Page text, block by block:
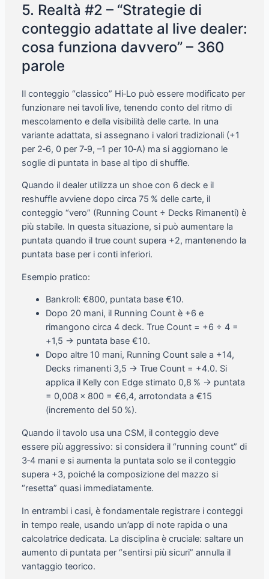
5. Realtà #2 – “Strategie di
conteggio adattate al live dealer:
cosa funziona davvero” – 360
parole
Il conteggio “classico” Hi‑Lo può essere modificato per
funzionare nei tavoli live, tenendo conto del ritmo di
mescolamento e della visibilità delle carte. In una
variante adattata, si assegnano i valori tradizionali (+1
per 2‑6, 0 per 7‑9, –1 per 10‑A) ma si aggiornano le
soglie di puntata in base al tipo di shuffle.
Quando il dealer utilizza un shoe con 6 deck e il
reshuffle avviene dopo circa 75 % delle carte, il
conteggio “vero” (Running Count ÷ Decks Rimanenti) è
più stabile. In questa situazione, si può aumentare la
puntata quando il true count supera +2, mantenendo la
puntata base per i conti inferiori.
Esempio pratico:
Bankroll: €800, puntata base €10.
Dopo 20 mani, il Running Count è +6 e
rimangono circa 4 deck. True Count = +6 ÷ 4 =
+1,5 → puntata base €10.
Dopo altre 10 mani, Running Count sale a +14,
Decks rimanenti 3,5 → True Count = +4.0. Si
applica il Kelly con Edge stimato 0,8 % → puntata
= 0,008 × 800 = €6,4, arrotondata a €15
(incremento del 50 %).
Quando il tavolo usa una CSM, il conteggio deve
essere più aggressivo: si considera il “running count” di
3‑4 mani e si aumenta la puntata solo se il conteggio
supera +3, poiché la composizione del mazzo si
“resetta” quasi immediatamente.
In entrambi i casi, è fondamentale registrare i conteggi
in tempo reale, usando un’app di note rapida o una
calcolatrice dedicata. La disciplina è cruciale: saltare un
aumento di puntata per “sentirsi più sicuri” annulla il
vantaggio teorico.